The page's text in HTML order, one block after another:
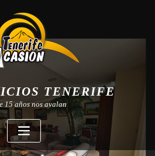
TENERIFE
15 años nos avalan